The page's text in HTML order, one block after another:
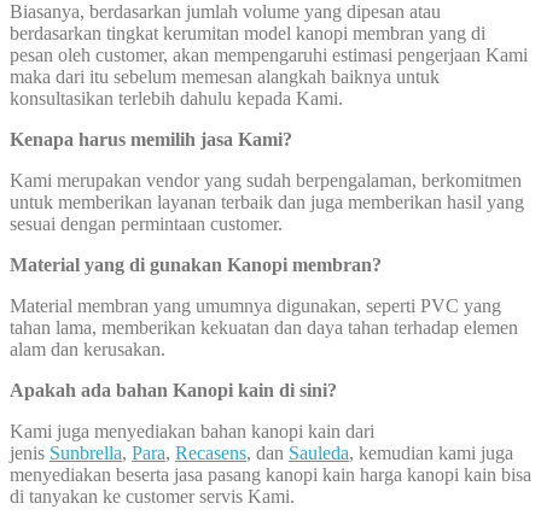
Biasanya, berdasarkan jumlah volume yang dipesan atau
berdasarkan tingkat kerumitan model kanopi membran yang di
pesan oleh customer, akan mempengaruhi estimasi pengerjaan Kami
maka dari itu sebelum memesan alangkah baiknya untuk
konsultasikan terlebih dahulu kepada Kami.
Kenapa harus memilih jasa Kami?
Kami merupakan vendor yang sudah berpengalaman, berkomitmen
untuk memberikan layanan terbaik dan juga memberikan hasil yang
sesuai dengan permintaan customer.
Material yang di gunakan Kanopi membran?
Material membran yang umumnya digunakan, seperti PVC yang
tahan lama, memberikan kekuatan dan daya tahan terhadap elemen
alam dan kerusakan.
Apakah ada bahan Kanopi kain di sini?
Kami juga menyediakan bahan kanopi kain dari
jenis Sunbrella, Para, Recasens, dan Sauleda, kemudian kami juga
menyediakan beserta jasa pasang kanopi kain harga kanopi kain bisa
di tanyakan ke customer servis Kami.